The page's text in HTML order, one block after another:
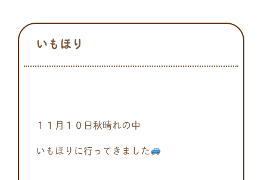
いもほり
１１月１０日秋晴れの中
いもほりに行ってきました